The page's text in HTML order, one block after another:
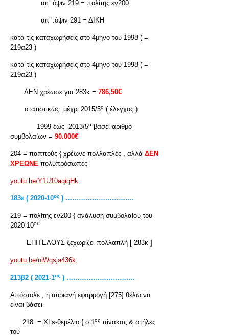
υπ’ όψιν 219 = πολίτης εν200
υπ’ .όψιν 291 = ΔΙΚΗ
κατά τις καταχωρήσεις στο 4μηνο του 1998 ( =
219α23 )
κατά τις καταχωρήσεις στο 4μηνο του 1998 ( =
219α23 )
ΔΕΝ χρέωσε για 283κ = 786,50€
στατιστικώς μέχρι 2015/5ο ( έλεγχος )
1999 έως 2013/5ο βάσει αριθμό
συμβολαίων = 90.000€
204 = παππούς { χρέωνε πολλαπλές , αλλά ΔΕΝ
ΧΡΕΩΝΕ πολυπρόσωπες
youtu.be/Y1U10aqiqHk
183ε ( 2020-10ος ) ………………………….
219 = πολίτης εν200 { ανάλυση συμβολαίου του
2020-10ου
ΕΠΙΤΕΛΟΥΣ ξεχωρίζει πολλαπλή [ 283κ ]
youtu.be/niWqsja436k
213β2 ( 2021-1ος ) ………………………….
Απόστολε , η αυριανή εφαρμογή [275] θέλω να
είναι βάσει
218 = XLs-θεμέλιο { ο 1ος πίνακας & στήλες
του